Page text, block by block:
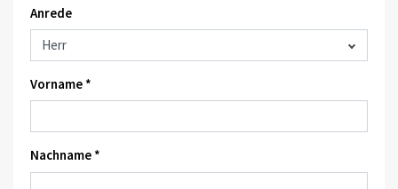
Anrede
Vorname *
Nachname *